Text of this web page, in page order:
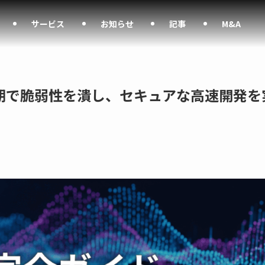
サービス お知らせ 記事 M&A
脆弱性を潰し、セキュアな高速開発